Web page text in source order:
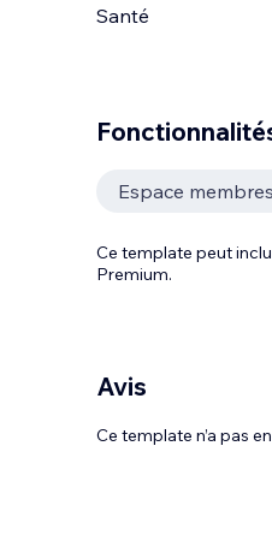
Santé
Espace membres
Ce template peut
Premium.
Avis
Ce template n’a pas